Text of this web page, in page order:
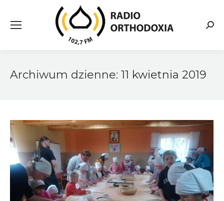
Archiwum dzienne: 11 kwietnia 2019